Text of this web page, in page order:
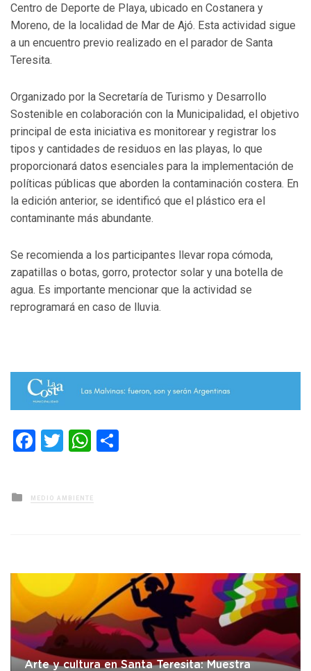
Centro de Deporte de Playa, ubicado en Costanera y
Moreno, de la localidad de Mar de Ajó. Esta actividad sigue
a un encuentro previo realizado en el parador de Santa
Teresita.
Organizado por la Secretaría de Turismo y Desarrollo
Sostenible en colaboración con la Municipalidad, el objetivo
principal de esta iniciativa es monitorear y registrar los
tipos y cantidades de residuos en las playas, lo que
proporcionará datos esenciales para la implementación de
políticas públicas que aborden la contaminación costera. En
la edición anterior, se identificó que el plástico era el
contaminante más abundante.
Se recomienda a los participantes llevar ropa cómoda,
zapatillas o botas, gorro, protector solar y una botella de
agua. Es importante mencionar que la actividad se
reprogramará en caso de lluvia.
Facebook
TwitterWhatsApp
Posted
in
MEDIO AMBIENTE
Arte y cultura en Santa Teresita: Muestra